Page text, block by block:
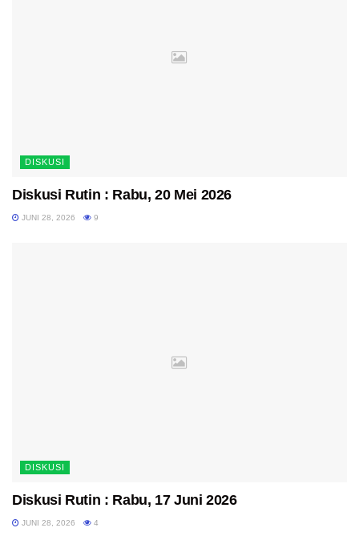
DISKUSI
Diskusi Rutin : Rabu, 20 Mei 2026
JUNI 28, 2026 9
DISKUSI
Diskusi Rutin : Rabu, 17 Juni 2026
JUNI 28, 2026 4